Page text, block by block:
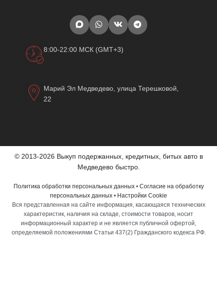
8:00-22:00 МСК (GMT+3)
Марий Эл Медведево, улица Терешковой,
22
© 2013-2026 Выкуп подержанных, кредитных, битых авто в
Медведево быстро.
Политика обработки персональных данных• Согласие на обработку
персональных данных • Настройки Cookie
Вся представленная на сайте информация, касающаяся технических
характеристик, наличия на складе, стоимости товаров, носит
информационный характер и не является публичной офертой,
определяемой положениями Статьи 437(2) Гражданского кодекса РФ.